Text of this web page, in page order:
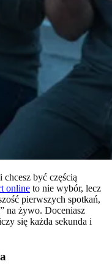
chcesz być częścią
online to nie wybór, lecz
pierwszych spotkań,
na żywo. Doceniasz
się każda sekunda i